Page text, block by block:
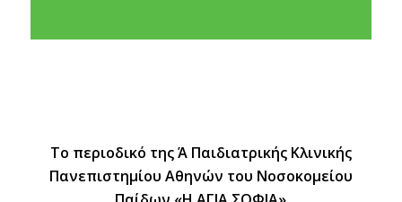
Το περιοδικό της Ά Παιδιατρικής Κλινικής
Πανεπιστημίου Αθηνών του Νοσοκομείου